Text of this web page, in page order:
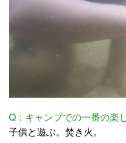
Q：キャンプでの一番の楽
子供と遊ぶ。焚き火。